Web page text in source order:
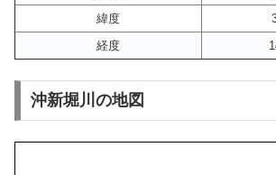
緯度
経度
沖新堀川の地図